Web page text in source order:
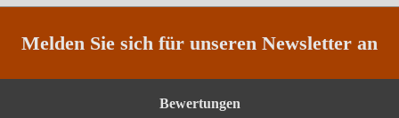
Qualität
Rebsorte Cuvée (Rot)
Melden Sie sich für unseren Newsletter an
Bewertungen